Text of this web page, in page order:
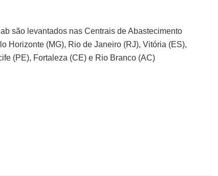
são levantados nas Centrais de Abastecimento
Horizonte (MG), Rio de Janeiro (RJ), Vitória (ES),
(PE), Fortaleza (CE) e Rio Branco (AC)